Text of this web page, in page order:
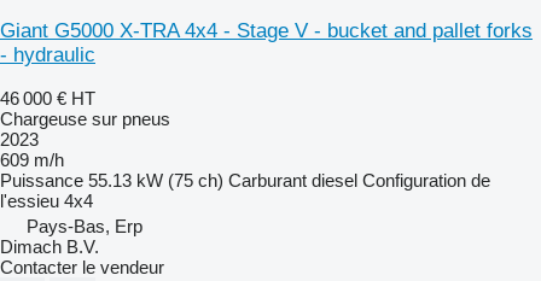
Giant G5000 X-TRA 4x4 - Stage V - bucket and pallet forks
- hydraulic
46 000 € HT
Chargeuse sur pneus
2023
609 m/h
Puissance 55.13 kW (75 ch) Carburant diesel Configuration de
l'essieu 4x4
Pays-Bas, Erp
Dimach B.V.
Contacter le vendeur